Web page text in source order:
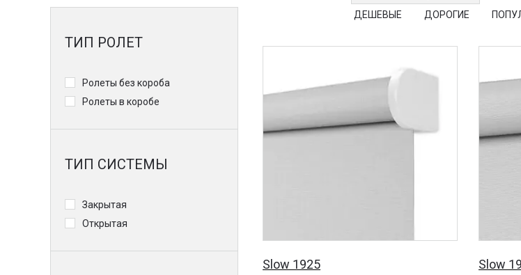
ДЕШЕВЫЕ
ДОРОГИЕ
Slow 1925 Slow
ТИП РОЛЕТ
Ролеты без короба
Ролеты в коробе
ТИП СИСТЕМЫ
Закрытая
Открытая